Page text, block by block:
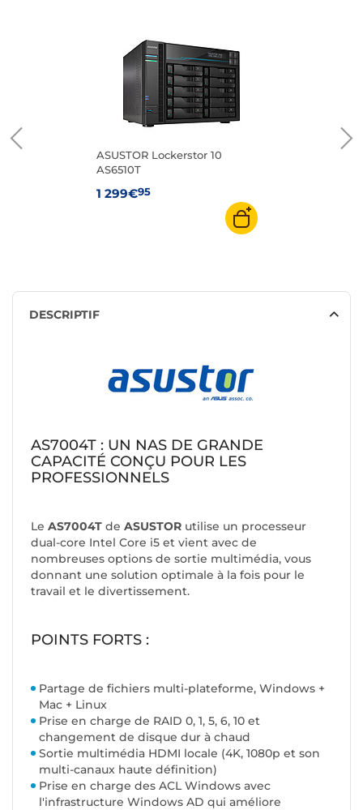
ASUSTOR Lockerstor 10
AS6510T
1 299€95
DESCRIPTIF
AS7004T : UN NAS DE GRANDE
CAPACITÉ CONÇU POUR LES
PROFESSIONNELS
Le AS7004T de ASUSTOR utilise un processeur
dual-core Intel Core i5 et vient avec de
nombreuses options de sortie multimédia, vous
donnant une solution optimale à la fois pour le
travail et le divertissement.
POINTS FORTS :
Partage de fichiers multi-plateforme, Windows +
Mac + Linux
Prise en charge de RAID 0, 1, 5, 6, 10 et
changement de disque dur à chaud
Sortie multimédia HDMI locale (4K, 1080p et son
multi-canaux haute définition)
Prise en charge des ACL Windows avec
l'infrastructure Windows AD qui améliore